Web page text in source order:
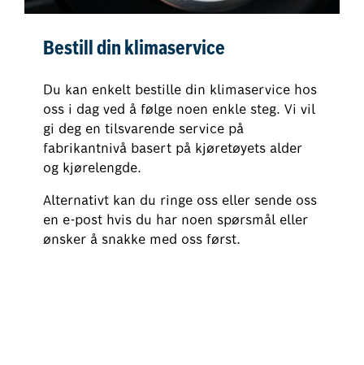
Bestill din klimaservice
Du kan enkelt bestille din klimaservice hos
oss i dag ved å følge noen enkle steg. Vi vil
gi deg en tilsvarende service på
fabrikantnivå basert på kjøretøyets alder
og kjørelengde.
Alternativt kan du ringe oss eller sende oss
en e-post hvis du har noen spørsmål eller
ønsker å snakke med oss først.